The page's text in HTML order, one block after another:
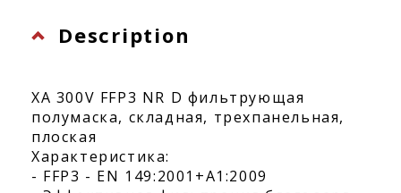
Description
XA 300V FFP3 NR D фильтрующая
полумаска, складная, трехпанельная,
плоская
Характеристика:
- FFP3 - EN 149:2001+A1:2009